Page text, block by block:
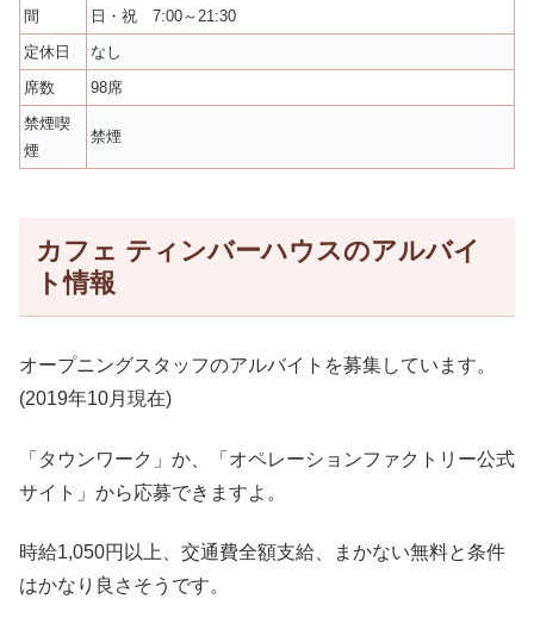
間
日・祝 7:00～21:30
定休日
なし
席数
98席
禁煙喫
煙
禁煙
カフェ ティンバーハウスのアルバイ
ト情報
オープニングスタッフのアルバイトを募集しています。
(2019年10月現在)
「タウンワーク」か、「オペレーションファクトリー公式
サイト」から応募できますよ。
時給1,050円以上、交通費全額支給、まかない無料と条件
はかなり良さそうです。